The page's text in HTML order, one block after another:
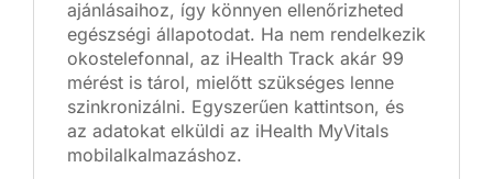
ajánlásaihoz, így könnyen ellenőrizheted
egészségi állapotodat. Ha nem rendelkezik
okostelefonnal, az iHealth Track akár 99
mérést is tárol, mielőtt szükséges lenne
szinkronizálni. Egyszerűen kattintson, és
az adatokat elküldi az iHealth MyVitals
mobilalkalmazáshoz.